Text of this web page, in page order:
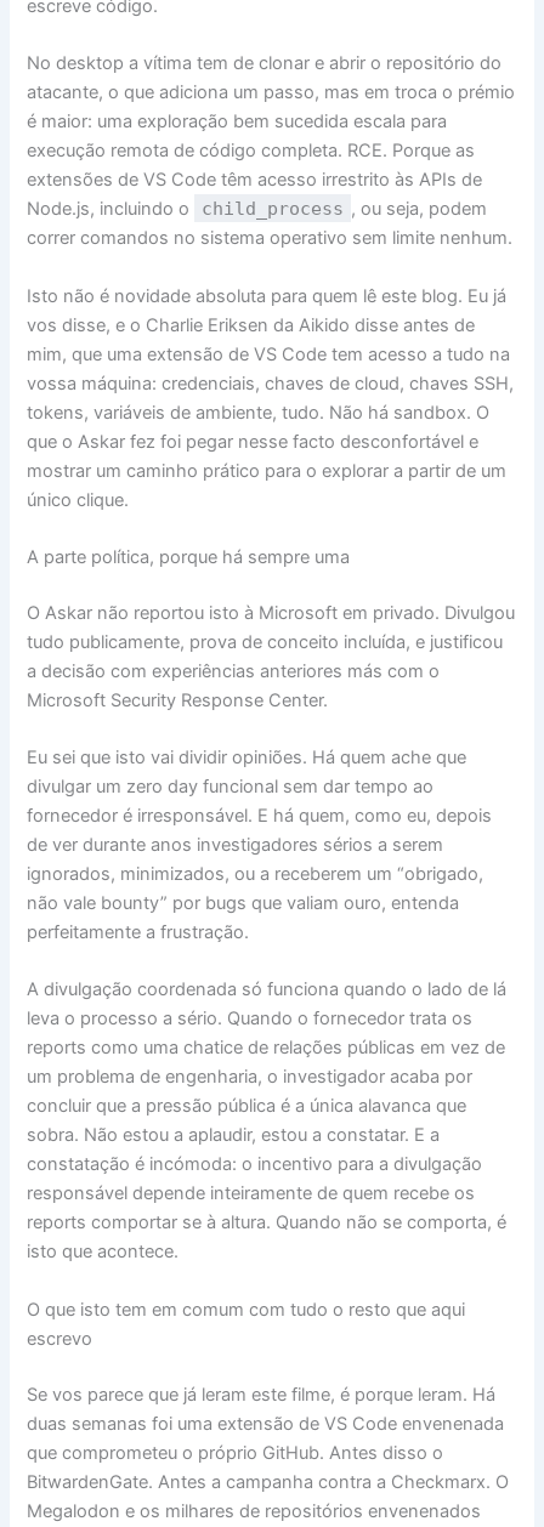
escreve código.
No desktop a vítima tem de clonar e abrir o repositório do
atacante, o que adiciona um passo, mas em troca o prémio
é maior: uma exploração bem sucedida escala para
execução remota de código completa. RCE. Porque as
extensões de VS Code têm acesso irrestrito às APIs de
Node.js, incluindo o
child_process , ou seja, podem
correr comandos no sistema operativo sem limite nenhum.
Isto não é novidade absoluta para quem lê este blog. Eu já
vos disse, e o Charlie Eriksen da Aikido disse antes de
mim, que uma extensão de VS Code tem acesso a tudo na
vossa máquina: credenciais, chaves de cloud, chaves SSH,
tokens, variáveis de ambiente, tudo. Não há sandbox. O
que o Askar fez foi pegar nesse facto desconfortável e
mostrar um caminho prático para o explorar a partir de um
único clique.
A parte política, porque há sempre uma
O Askar não reportou isto à Microsoft em privado. Divulgou
tudo publicamente, prova de conceito incluída, e justificou
a decisão com experiências anteriores más com o
Microsoft Security Response Center.
Eu sei que isto vai dividir opiniões. Há quem ache que
divulgar um zero day funcional sem dar tempo ao
fornecedor é irresponsável. E há quem, como eu, depois
de ver durante anos investigadores sérios a serem
ignorados, minimizados, ou a receberem um “obrigado,
não vale bounty” por bugs que valiam ouro, entenda
perfeitamente a frustração.
A divulgação coordenada só funciona quando o lado de lá
leva o processo a sério. Quando o fornecedor trata os
reports como uma chatice de relações públicas em vez de
um problema de engenharia, o investigador acaba por
concluir que a pressão pública é a única alavanca que
sobra. Não estou a aplaudir, estou a constatar. E a
constatação é incómoda: o incentivo para a divulgação
responsável depende inteiramente de quem recebe os
reports comportar se à altura. Quando não se comporta, é
isto que acontece.
O que isto tem em comum com tudo o resto que aqui
escrevo
Se vos parece que já leram este filme, é porque leram. Há
duas semanas foi uma extensão de VS Code envenenada
que comprometeu o próprio GitHub. Antes disso o
BitwardenGate. Antes a campanha contra a Checkmarx. O
Megalodon e os milhares de repositórios envenenados